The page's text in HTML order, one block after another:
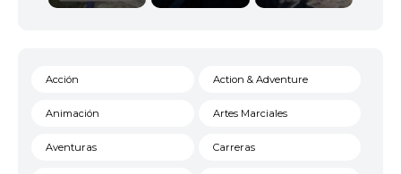
Acción Action & Adventure
Animación Artes Marciales
Aventuras Carreras